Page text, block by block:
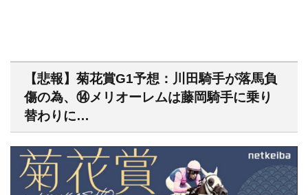
【悲報】菊花賞G1予想：川田騎手が落馬負
傷の為、⑭メリオーレムは藤岡騎手に乗り
替わりに…